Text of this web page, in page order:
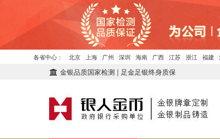
各省中心： 北京 上海 广州 深圳 海南 广西 江苏 浙江 福建
金银品质国家检测 | 足金足银终身质保